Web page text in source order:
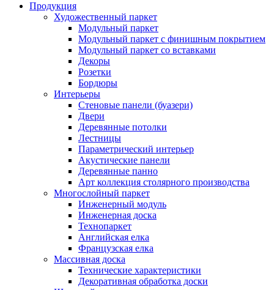
Продукция
Художественный паркет
Модульный паркет
Модульный паркет с финишным покрытием
Модульный паркет со вставками
Декоры
Розетки
Бордюры
Интерьеры
Стеновые панели (буазери)
Двери
Деревянные потолки
Лестницы
Параметрический интерьер
Акустические панели
Деревянные панно
Арт коллекция столярного производства
Многослойный паркет
Инженерный модуль
Инженерная доска
Технопаркет
Английская елка
Французская елка
Массивная доска
Технические характеристики
Декоративная обработка доски